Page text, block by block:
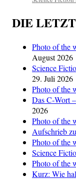
DIE
Photo of the
August 2026
Science
29. Juli 2026
Photo of the
Das C‑Wort
2026
Photo of the
Aufschrieb
Photo of the
Science
Photo of the
Kurz: Wie